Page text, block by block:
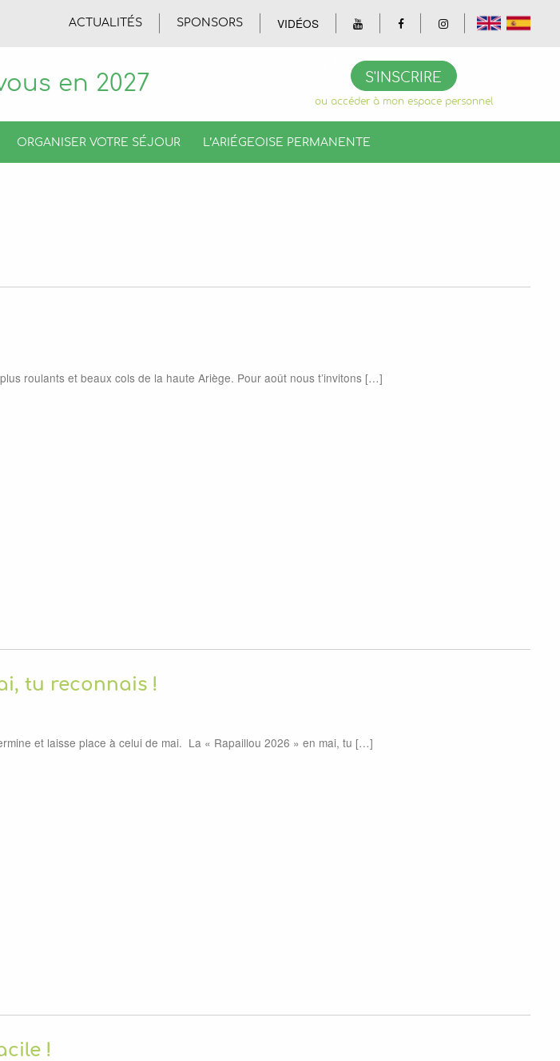
ACTUALITÉS SPONSORS VIDÉOS
Photos Vidéos
en 2027 S'INSCRIRE
ou accéder à mon espace personnel
ORGANISER VOTRE SÉJOUR L’ARIÉGEOISE PERMANENTE
roulants et beaux cols de la haute Ariège. Pour août nous t’invitons […]
tu reconnais !
et laisse place à celui de mai. La « Rapaillou 2026 » en mai, tu […]
!